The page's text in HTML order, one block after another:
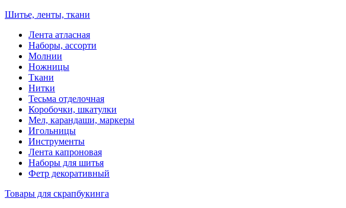
Шитье, ленты, ткани
Лента атласная
Наборы, ассорти
Молнии
Ножницы
Ткани
Нитки
Тесьма отделочная
Коробочки, шкатулки
Мел, карандаши, маркеры
Игольницы
Инструменты
Лента капроновая
Наборы для шитья
Фетр декоративный
Товары для скрапбукинга